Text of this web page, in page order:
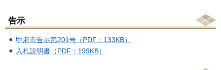
告示
甲府市告示第201号（PDF：133KB）
入札説明書（PDF：199KB）